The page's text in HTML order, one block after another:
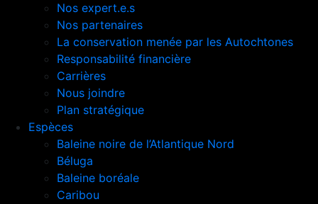
Nos expert.e.s
Nos partenaires
La conservation menée par les Autochtones
Responsabilité financière
Carrières
Nous joindre
Plan stratégique
Espèces
Baleine noire de l’Atlantique Nord
Béluga
Baleine boréale
Caribou